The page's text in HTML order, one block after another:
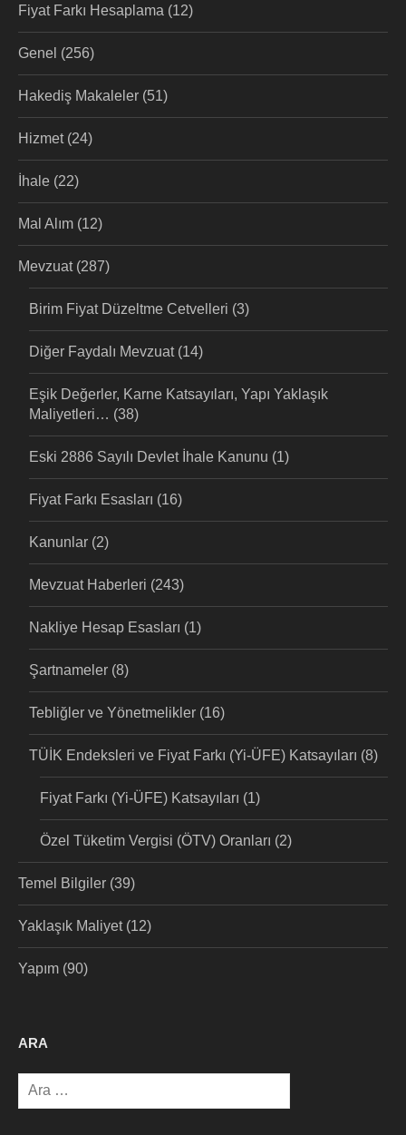
Fiyat Farkı Hesaplama (12)
Genel (256)
Hakediş Makaleler (51)
Hizmet(24)
İhale (22)
Mal Alım (12)
Mevzuat(287)
Birim Fiyat Düzeltme Cetvelleri (3)
Diğer Faydalı Mevzuat(14)
Eşik Değerler, Karne Katsayıları, Yapı Yaklaşık
Maliyetleri… (38)
Eski 2886 Sayılı Devlet İhale Kanunu (1)
Fiyat Farkı Esasları (16)
Kanunlar (2)
Mevzuat Haberleri (243)
Nakliye Hesap Esasları (1)
Şartnameler (8)
Tebliğler ve Yönetmelikler (16)
TÜİK Endeksleri ve Fiyat Farkı (Yi-ÜFE) Katsayıları (8)
Fiyat Farkı (Yi-ÜFE) Katsayıları (1)
Özel Tüketim Vergisi (ÖTV) Oranları (2)
Temel Bilgiler (39)
Yaklaşık Maliyet(12)
Yapım (90)
ARA
Arama: